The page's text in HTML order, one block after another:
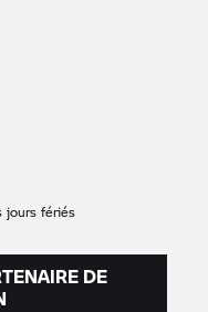
jours fériés
DE